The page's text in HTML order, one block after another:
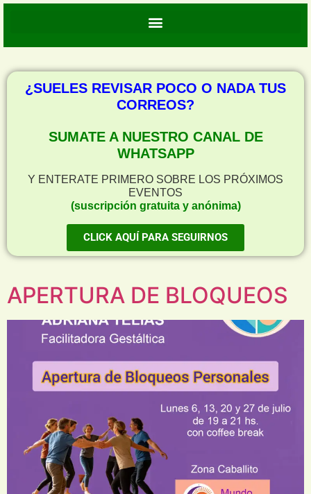
¿SUELES REVISAR POCO O NADA TUS
CORREOS?
SUMATE A NUESTRO CANAL DE
WHATSAPP
Y ENTERATE PRIMERO SOBRE LOS PRÓXIMOS
EVENTOS
(suscripción gratuita y anónima)
CLICK AQUÍ PARA SEGUIRNOS
APERTURA DE BLOQUEOS